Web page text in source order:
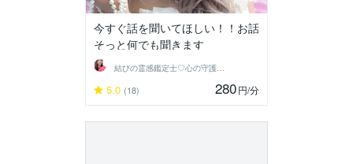
今すぐ話を聞いてほしい！！お話
そっと何でも聞きます
結びの霊感鑑定士♡心の守護者優真（ゆうま
5.0 (18) 280円/分